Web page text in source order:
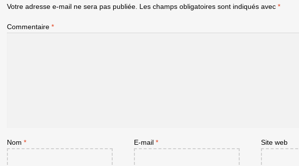
Votre adresse e-mail ne sera pas publiée. Les champs obligatoires sont indiqués avec *
Commentaire *
Nom * E-mail * Site web